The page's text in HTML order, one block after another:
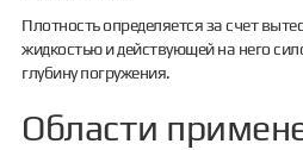
Плотность определяется за счет
жидкостью и действующей на него
глубину погружения.
Области